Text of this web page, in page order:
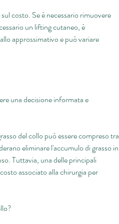
costo. Se è necessario rimuovere
un lifting cutaneo, è
approssimativo e può variare
una decisione informata e
del collo può essere compreso tra
eliminare l'accumulo di grasso in
Tuttavia, una delle principali
associato alla chirurgia per